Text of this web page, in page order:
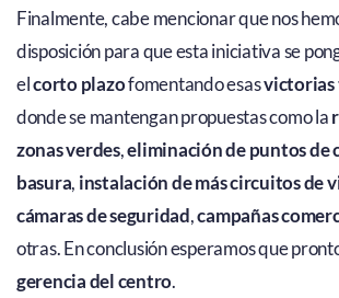
Finalmente, cabe mencionar que nos
disposición para que esta iniciativa se
elcorto plazofomentando esasvictorias
donde se mantengan propuestas como la
zonas verdes,eliminación de puntos de
basura, instalación de más circuitos de
cámaras de seguridad,campañas
otras. En conclusión esperamos que
gerencia del centro.